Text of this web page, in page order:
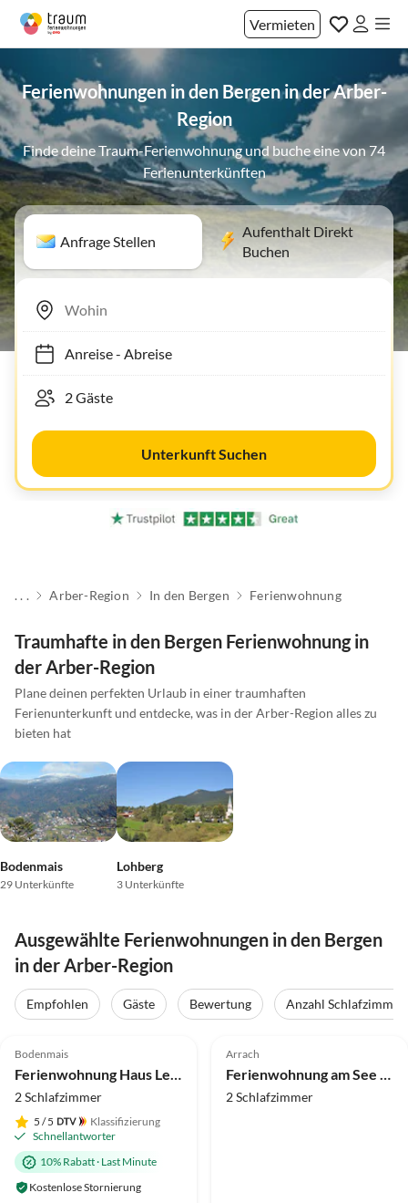
Vermieten
Ferienwohnungen in den Bergen in der Arber-
Region
Finde deine Traum-Ferienwohnung und buche eine von 74
Ferienunterkünften
Anfrage Stellen
Aufenthalt Direkt
Buchen
Anreise- Abreise
Unterkunft Suchen
. . . Arber-Region In den Bergen Ferienwohnung
Traumhafte in den Bergen Ferienwohnung in
der Arber-Region
Plane deinen perfekten Urlaub in einer traumhaften
Ferienunterkunft und entdecke, was in der Arber-Region alles zu
bieten hat
Bodenmais
29 Unterkünfte
Lohberg
3 Unterkünfte
Ausgewählte Ferienwohnungen in den Bergen
in der Arber-Region
Empfohlen Gäste Bewertung Anzahl Schlafzimmer
Top-Inserat
Bodenmais
2 Schlafzimmer
5 / 5
Klassifizierung
Schnellantworter
10% Rabatt· Last Minute
Kostenlose Stornierung
Top-Inserat
Arrach
2 Schlafzimmer